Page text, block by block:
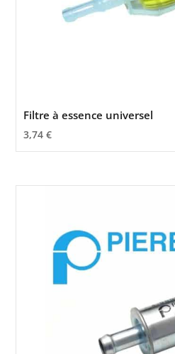
Filtre à essence universel
3,74€